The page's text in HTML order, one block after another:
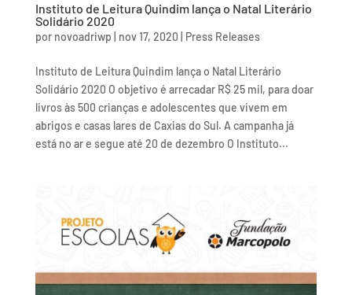
Instituto de Leitura Quindim lança o Natal Literário
Solidário 2020
por novoadriwp nov 17, 2020 Press Releases
Instituto de Leitura Quindim lança o Natal Literário
Solidário 2020 O objetivo é arrecadar R$ 25 mil, para doar
livros às 500 crianças e adolescentes que vivem em
abrigos e casas lares de Caxias do Sul. A campanha já
está no ar e segue até 20 de dezembro O Instituto...